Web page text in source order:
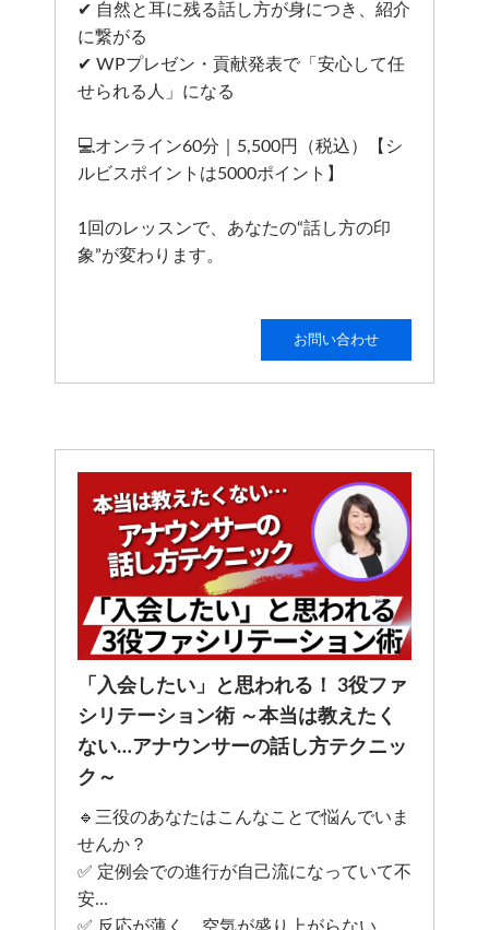
✔ 自然と耳に残る話し方が身につき、紹介
に繋がる
✔ WPプレゼン・貢献発表で「安心して任
せられる人」になる
💻オンライン60分｜5,500円（税込）【シ
ルビスポイントは5000ポイント】
1回のレッスンで、あなたの“話し方の印
象”が変わります。
お問い合わせ
「入会したい」と思われる！ 3役ファ
シリテーション術 ～本当は教えたく
ない…アナウンサーの話し方テクニッ
ク～
🔹三役のあなたはこんなことで悩んでいま
せんか？
✅ 定例会での進行が自己流になっていて不
安…